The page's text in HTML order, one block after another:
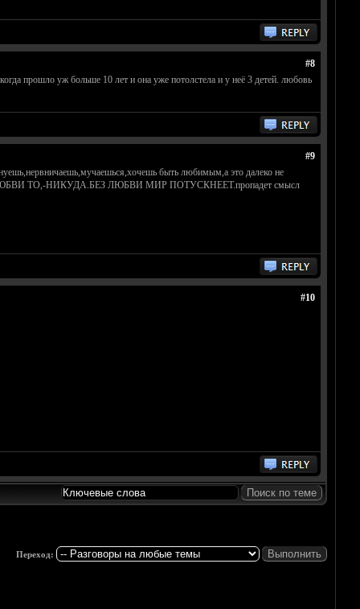
#8
прошло уж больше 10 лет и она уже потолстела и у неё 3 детей. любовь
#9
быть любимым,а это далеко не
БЕЗ ЛЮБВИ ТО,-НИКУДА.БЕЗ ЛЮБВИ МИР ПОТУСКНЕЕТ.пропадет смысл
#10
Переход: